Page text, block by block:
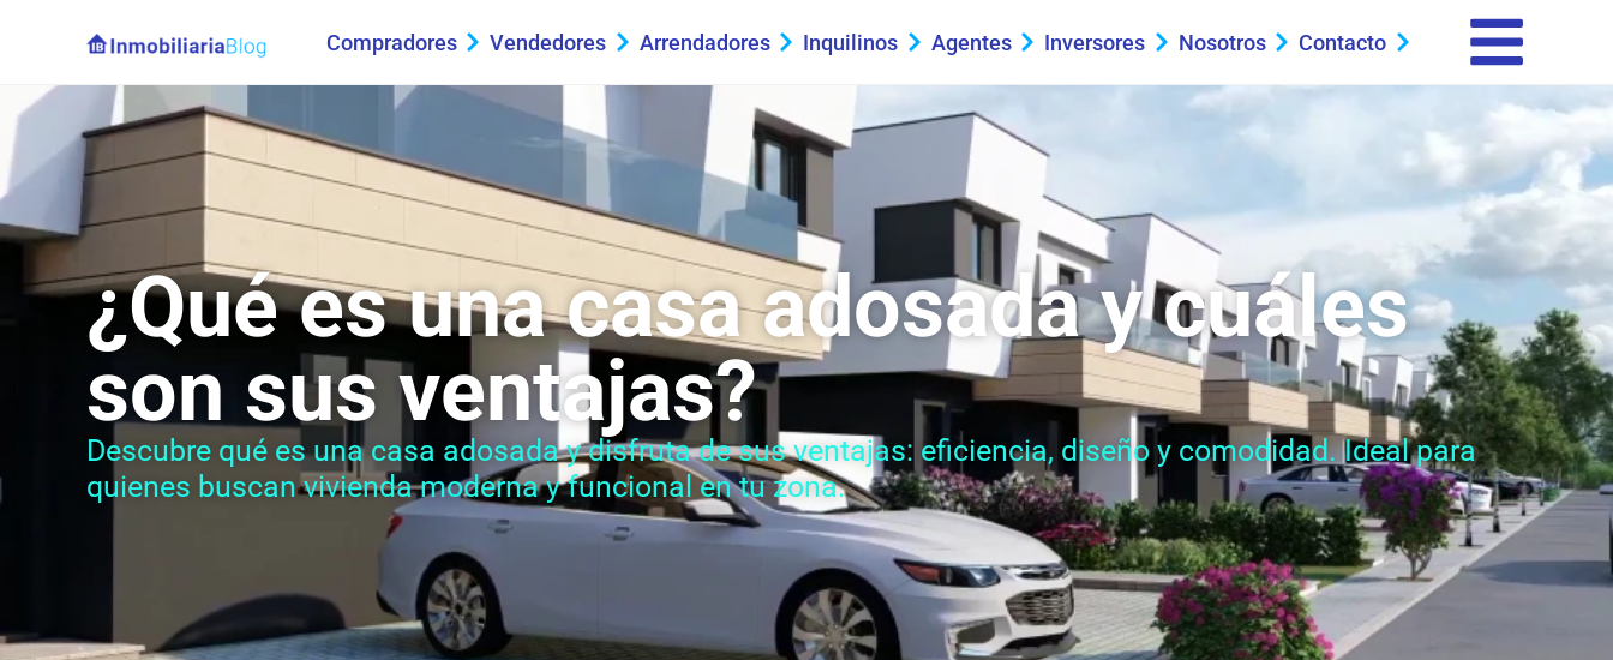
Compradores Vendedores Arrendadores Inquilinos Agentes Inversores Nosotros Contacto
¿Qué es una casa adosada y cuáles
son sus ventajas?
Descubre qué es una casa adosada y disfruta de sus ventajas: eficiencia, diseño y comodidad. Ideal para
quienes buscan vivienda moderna y funcional en tu zona.